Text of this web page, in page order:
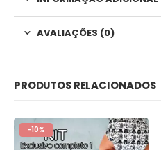
AVALIAÇÕES (0)
PRODUTOS RELACIONADOS
-10%